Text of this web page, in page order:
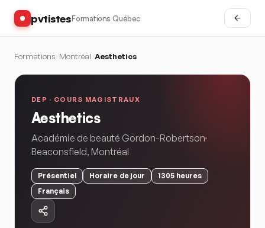
pvtistesFormations Québec
Formations Montréal Aesthetics
DEP · COURS MAGISTRAUX
Aesthetics
Académie de beauté Gordon-Robertson
Beaconsfield, Montréal
Présentiel Horaire de jour 1305 heures
Français